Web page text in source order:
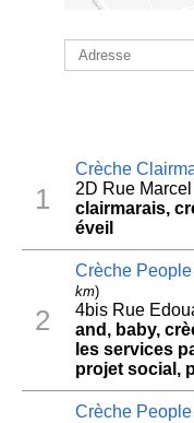
1
Crèche
2D Rue
clairmarais,
éveil
2
Crèche
km)
4bis Rue
and, baby,
les services
projet social,
Crèche